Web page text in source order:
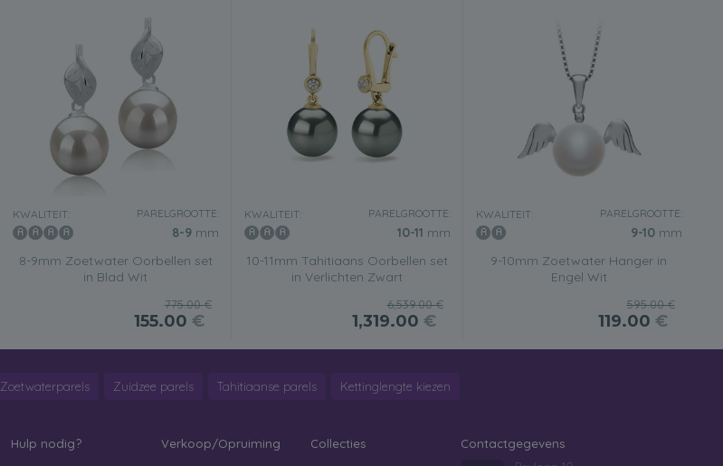
KWALITEIT: PARELGROOTTE:
8-9mm
8-9mm Zoetwater Oorbellen set
in Blad Wit
775.00 €
155.00 €
KWALITEIT: PARELGROOTTE:
10-11 mm
10-11mm Tahitiaans Oorbellen set
in Verlichten Zwart
6,539.00 €
1,319.00 €
KWALITEIT: PARELGROOTTE:
9-10mm
9-10mm Zoetwater Hanger in
Engel Wit
595.00 €
119.00 €
Zoetwaterparels Zuidzee parels Tahitiaanse parels Kettinglengte kiezen
Hulp nodig? Verkoop/Opruiming Collecties
Contactgegevens